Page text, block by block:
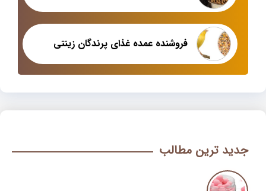
فروشنده عمده غذای پرندگان زینتی
جدید ترین مطالب